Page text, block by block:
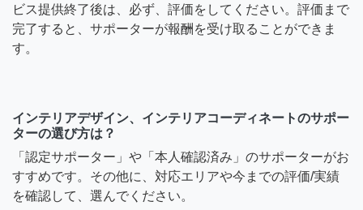
ビス提供終了後は、必ず、評価をしてください。評価まで
完了すると、サポーターが報酬を受け取ることができま
す。
インテリアデザイン、インテリアコーディネートのサポー
ターの選び方は？
「認定サポーター」や「本人確認済み」のサポーターがお
すすめです。その他に、対応エリアや今までの評価/実績
を確認して、選んでください。